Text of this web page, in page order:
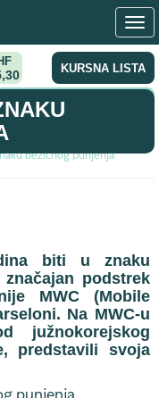
KURSNA LISTA
bežičnog punjenja
biti u znaku
podstrek
MWC (Mobile
Na MWC-u
južnokorejskog
predstavili svoja